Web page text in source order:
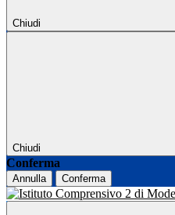
Chiudi
Chiudi
Conferma
Annulla Conferma